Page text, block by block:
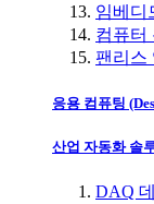
임베디
컴퓨터
팬리스
응용 컴퓨팅
산업 자동화 솔
DAQ